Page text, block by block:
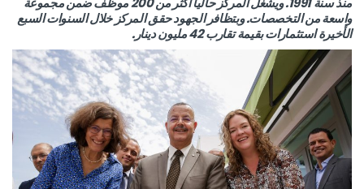
واسعة من التخصصات. وبتظافر الجهود حقق المركز خلال السنوات السبع
الأخيرة استثمارات بقيمة تقارب 42 مليون دينار.